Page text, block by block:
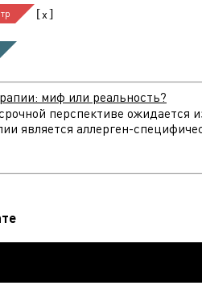
[x]
миф или реальность?
перспективе ожидается
является аллерген-